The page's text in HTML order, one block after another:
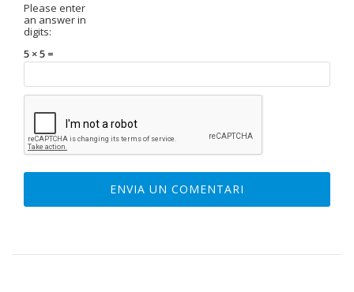
Please enter
an answer in
digits:
5 × 5 =